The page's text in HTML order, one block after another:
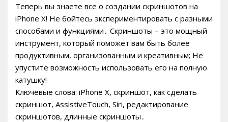
Теперь вы знаете все о создании скриншотов на
iPhone X! Не бойтесь экспериментировать с разными
способами и функциями․ Скриншоты – это мощный
инструмент, который поможет вам быть более
продуктивным, организованным и креативным; Не
упустите возможность использовать его на полную
катушку!
Ключевые слова: iPhone X, скриншот, как сделать
скриншот, AssistiveTouch, Siri, редактирование
скриншотов, длинные скриншоты․